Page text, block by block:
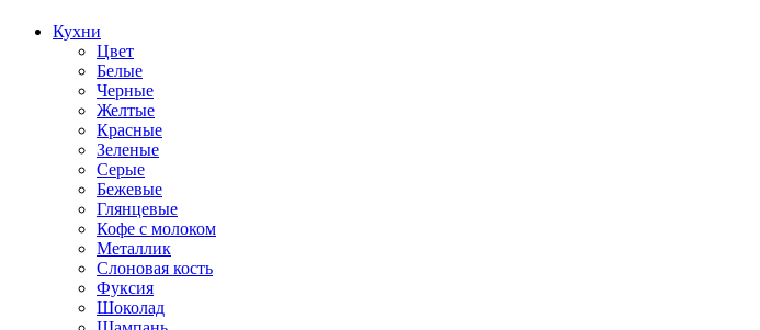
Кухни
Цвет
Белые
Черные
Желтые
Красные
Зеленые
Серые
Бежевые
Глянцевые
Кофе с молоком
Металлик
Слоновая кость
Фуксия
Шоколад